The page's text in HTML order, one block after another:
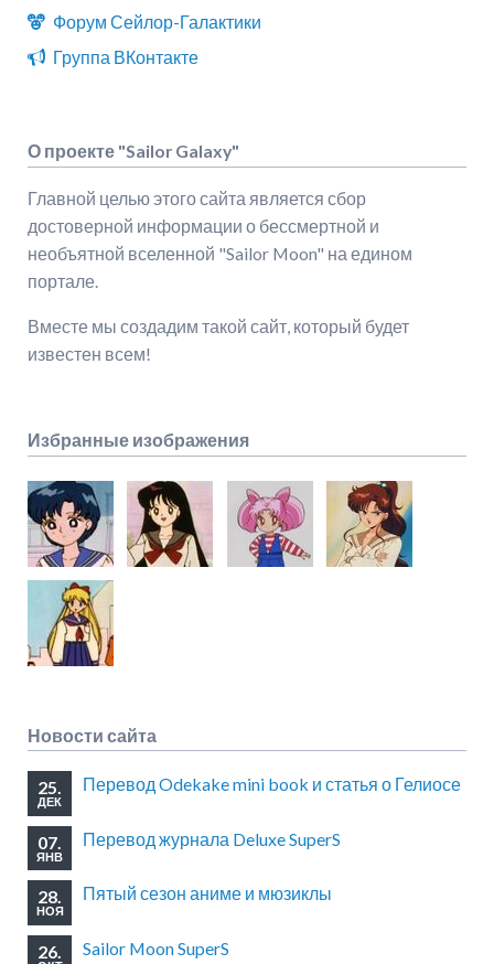
Форум Сейлор-Галактики
Группа ВКонтакте
О проекте "Sailor Galaxy"
Главной целью этого сайта является сбор
достоверной информации о бессмертной и
необъятной вселенной "Sailor Moon" на едином
портале.
Вместе мы создадим такой сайт, который будет
известен всем!
Избранные изображения
Новости сайта
25.
ДЕК
Перевод Odekake mini book и статья о Гелиосе
07.
ЯНВ
Перевод журнала Deluxe SuperS
28.
НОЯ
Пятый сезон аниме и мюзиклы
26. Sailor Moon SuperS